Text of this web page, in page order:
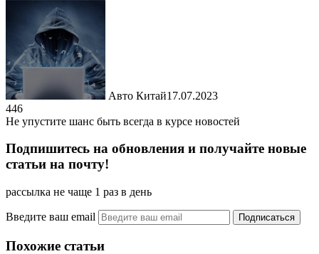
Авто Китай17.07.2023
446
Не упустите шанс быть всегда в курсе новостей
Подпишитесь на обновления и получайте новые
статьи на почту!
рассылка не чаще 1 раз в день
Введите ваш email
Похожие статьи